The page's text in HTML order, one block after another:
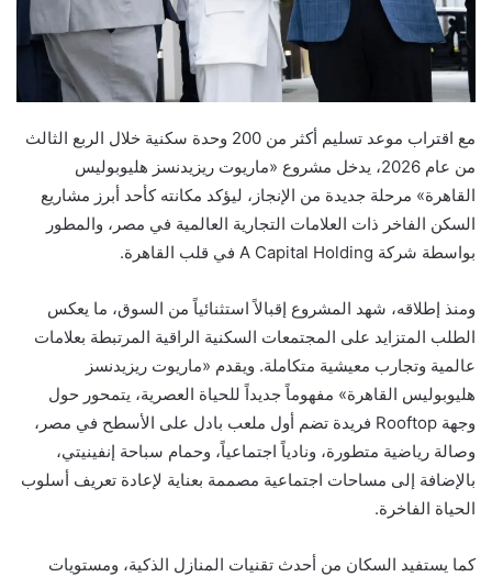
مع اقتراب موعد تسليم أكثر من 200 وحدة سكنية خلال الربع الثالث
من عام 2026، يدخل مشروع «ماريوت ريزيدنسز هليوبوليس
القاهرة» مرحلة جديدة من الإنجاز، ليؤكد مكانته كأحد أبرز مشاريع
السكن الفاخر ذات العلامات التجارية العالمية في مصر، والمطور
بواسطة شركة A Capital Holding في قلب القاهرة.
ومنذ إطلاقه، شهد المشروع إقبالاً استثنائياً من السوق، ما يعكس
الطلب المتزايد على المجتمعات السكنية الراقية المرتبطة بعلامات
عالمية وتجارب معيشية متكاملة. ويقدم «ماريوت ريزيدنسز
هليوبوليس القاهرة» مفهوماً جديداً للحياة العصرية، يتمحور حول
وجهة Rooftop فريدة تضم أول ملعب بادل على الأسطح في مصر،
وصالة رياضية متطورة، ونادياً اجتماعياً، وحمام سباحة إنفينيتي،
بالإضافة إلى مساحات اجتماعية مصممة بعناية لإعادة تعريف أسلوب
الحياة الفاخرة.
كما يستفيد السكان من أحدث تقنيات المنازل الذكية، ومستويات